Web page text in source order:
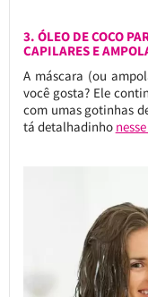
3. ÓLEO DE COCO
CAPILARES E
A máscara (ou
você gosta? Ele
com umas gotinhas
tá detalhadinho